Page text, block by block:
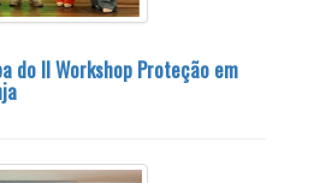
do II Workshop Proteção em